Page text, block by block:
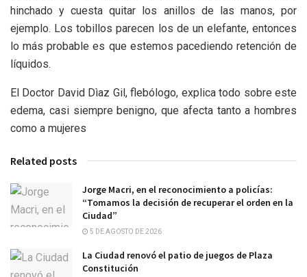
hinchado y cuesta quitar los anillos de las manos, por
ejemplo. Los tobillos parecen los de un elefante, entonces
lo más probable es que estemos pacediendo retención de
líquidos.
El Doctor David Dìaz Gil, flebólogo, explica todo sobre este
edema, casi siempre benigno, que afecta tanto a hombres
como a mujeres
Related posts
Jorge Macri, en el reconocimiento a policías:
“Tomamos la decisión de recuperar el orden en la
Ciudad”
5 DE AGOSTO DE 2026
La Ciudad renovó el patio de juegos de Plaza
Constitución